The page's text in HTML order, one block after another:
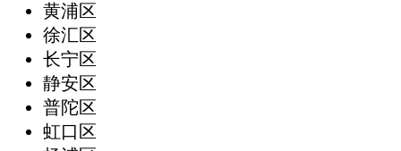
黄浦区
徐汇区
长宁区
静安区
普陀区
虹口区